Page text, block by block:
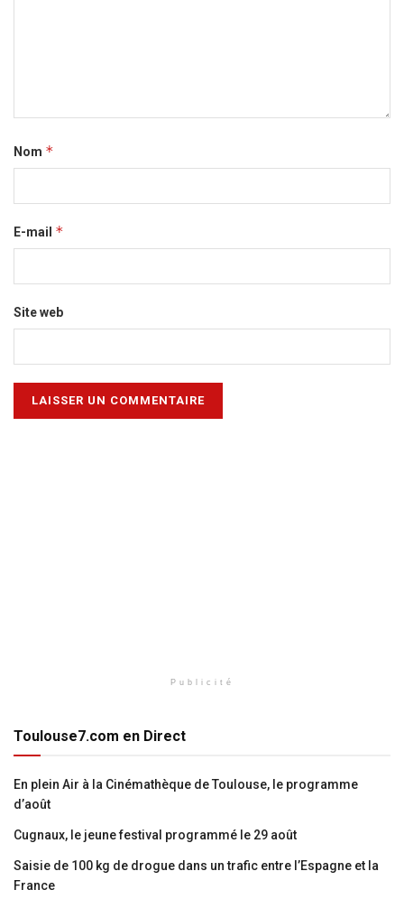
Nom *
E-mail *
Site web
Publicité
Toulouse7.com en Direct
En plein Air à la Cinémathèque de Toulouse, le programme
d’août
Cugnaux, le jeune festival programmé le 29 août
Saisie de 100 kg de drogue dans un trafic entre l’Espagne et la
France